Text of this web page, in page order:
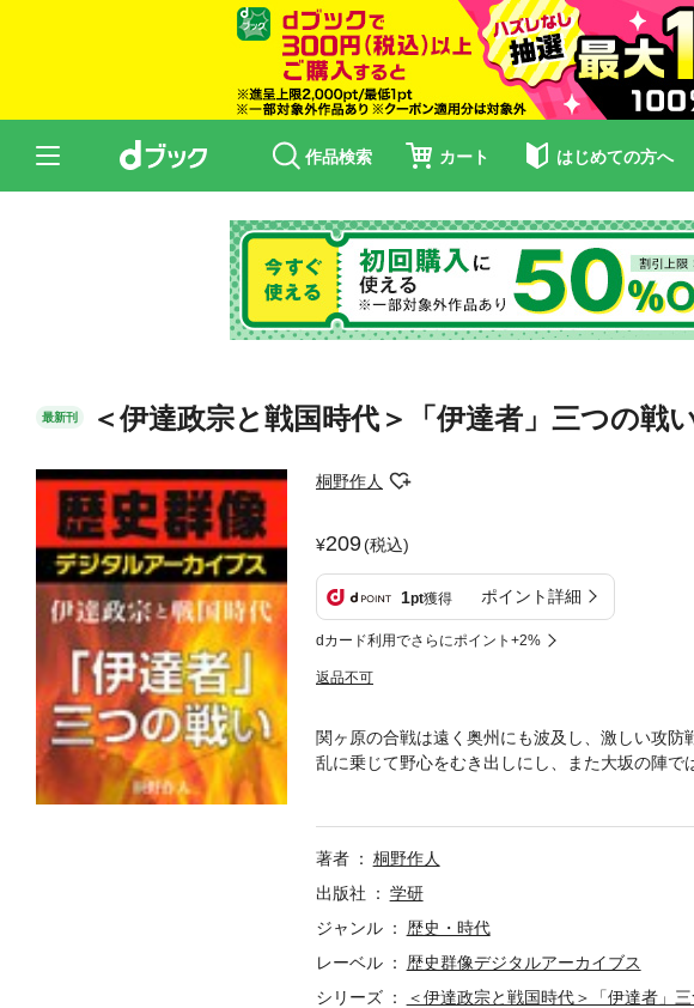
作品検索 カート はじめての方へ
最新刊 ＜伊達政宗と戦国時代＞「伊達者」三つの戦
桐野作人
209(税込)
1pt獲得 ポイント詳細
dカード利用でさらにポイント+2%
返品不可
関ヶ原の合戦は遠く奥州にも波及し、激しい攻
乱に乗じて野心をむき出しにし、また大坂の陣で
著者
桐野作人
出版社
学研
ジャンル
歴史・時代
レーベル
歴史群像デジタルアーカイブス
シリーズ
＜伊達政宗と戦国時代＞「伊達者」